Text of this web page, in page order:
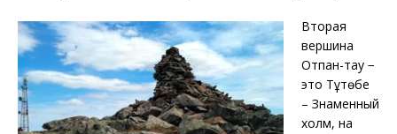
Вторая
вершина
Отпан-тау −
это Тұтөбе
– Знаменный
холм, на